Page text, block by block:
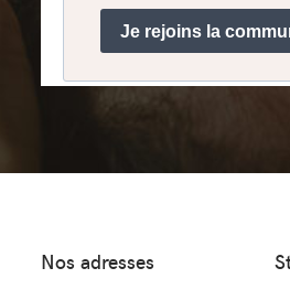
Nos adresses